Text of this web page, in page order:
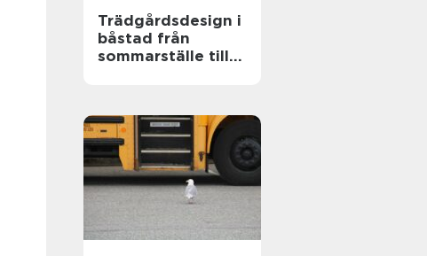
Trädgårdsdesign i
båstad från
sommarställe till